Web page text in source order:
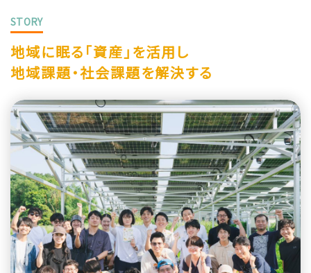
STORY
地域に眠る「資産」を活用し
地域課題・社会課題を解決する